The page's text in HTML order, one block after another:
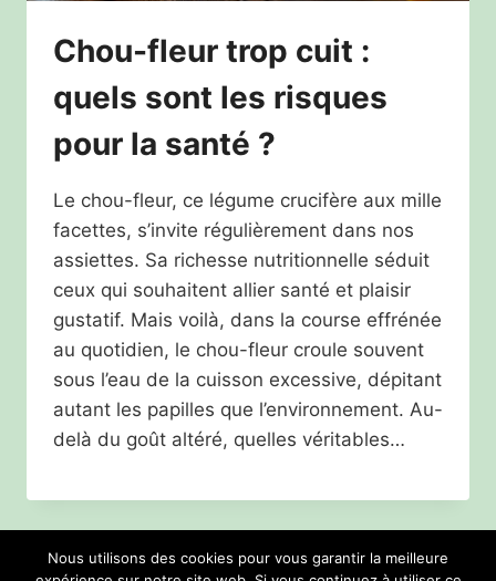
Chou-fleur trop cuit :
quels sont les risques
pour la santé ?
Le chou-fleur, ce légume crucifère aux mille
facettes, s’invite régulièrement dans nos
assiettes. Sa richesse nutritionnelle séduit
ceux qui souhaitent allier santé et plaisir
gustatif. Mais voilà, dans la course effrénée
au quotidien, le chou-fleur croule souvent
sous l’eau de la cuisson excessive, dépitant
autant les papilles que l’environnement. Au-
delà du goût altéré, quelles véritables…
Nous utilisons des cookies pour vous garantir la meilleure